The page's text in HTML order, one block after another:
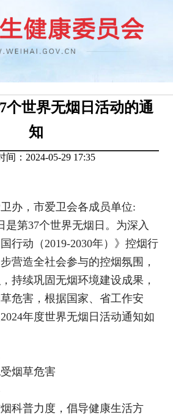
个世界无烟日活动的通
知
间：2024-05-29 17:35
办，市爱卫会各成员单位:
是第37个世界无烟日。为深入
行动（2019-2030年）》控烟行
营造全社会参与的控烟氛围，
持续巩固无烟环境建设成果，
危害，根据国家、省工作安
年度世界无烟日活动通知如
烟草危害
烟科普力度，倡导健康生活方